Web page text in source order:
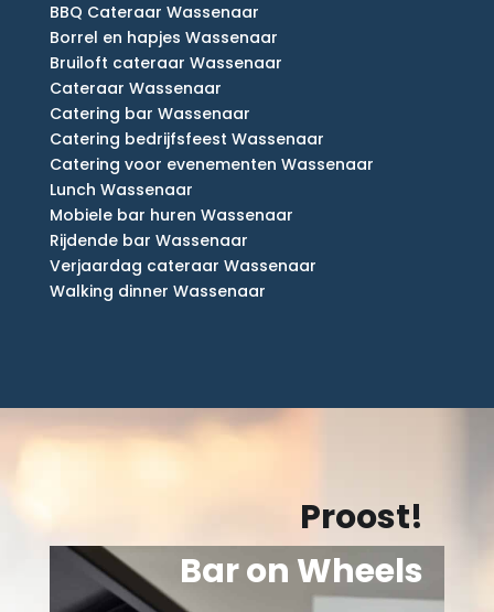
BBQ Cateraar Wassenaar
Borrel en hapjes Wassenaar
Bruiloft cateraar Wassenaar
Cateraar Wassenaar
Catering bar Wassenaar
Catering bedrijfsfeest Wassenaar
Catering voor evenementen Wassenaar
Lunch Wassenaar
Mobiele bar huren Wassenaar
Rijdende bar Wassenaar
Verjaardag cateraar Wassenaar
Walking dinner Wassenaar
Proost!
Bar on Wheels